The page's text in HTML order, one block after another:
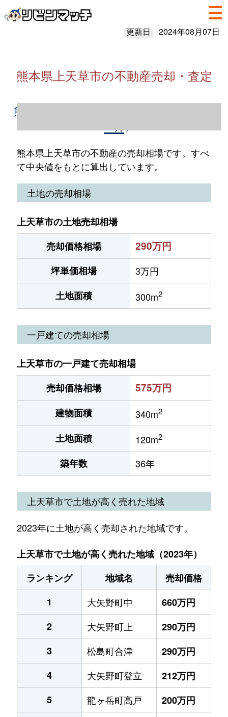
更新日 2024年08月07日
熊本県上天草市の不動産売却・査定
熊本県上天草市の不動産売却情報（2023年1
熊本県上天草市の不動産の売却相場です。すべ
て中央値をもとに算出しています。
土地の売却相場
上天草市の土地売却相場
売却価格相場
290万円
坪単価相場
3万円
土地面積
300m2
一戸建ての売却相場
上天草市の一戸建て売却相場
売却価格相場
575万円
建物面積 340m2
土地面積 120m2
築年数 36年
上天草市で土地が高く売れた地域
2023年に土地が高く売却された地域です。
上天草市で土地が高く売れた地域（2023年）
ランキング
地域名
売却価格
1
大矢野町中
660万円
2
大矢野町上
290万円
3
松島町合津
290万円
4
大矢野町登立
212万円
5
龍ヶ岳町高戸
200万円